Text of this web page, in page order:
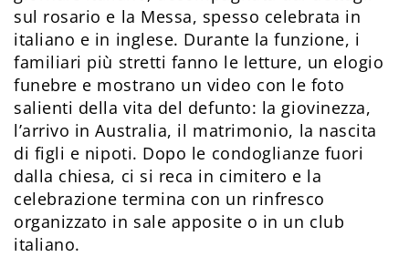
sul rosario e la Messa, spesso celebrata in
italiano e in inglese. Durante la funzione, i
familiari più stretti fanno le letture, un elogio
funebre e mostrano un video con le foto
salienti della vita del defunto: la giovinezza,
l’arrivo in Australia, il matrimonio, la nascita
di figli e nipoti. Dopo le condoglianze fuori
dalla chiesa, ci si reca in cimitero e la
celebrazione termina con un rinfresco
organizzato in sale apposite o in un club
italiano.